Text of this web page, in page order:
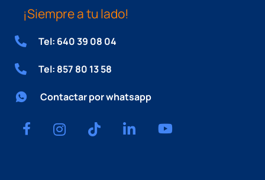
¡Siempre a tu lado!
Tel: 640 39 08 04
Tel: 857 80 13 58
Contactar por whatsapp